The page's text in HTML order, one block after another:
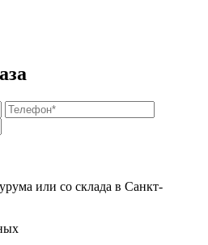
или со склада в Санкт-